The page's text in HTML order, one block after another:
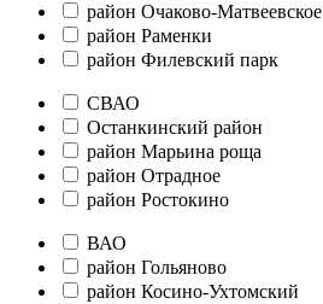
район Очаково-Матвеевское
район Раменки
район Филевский парк
СВАО
Останкинский район
район Марьина роща
район Отрадное
район Ростокино
ВАО
район Гольяново
район Косино-Ухтомский